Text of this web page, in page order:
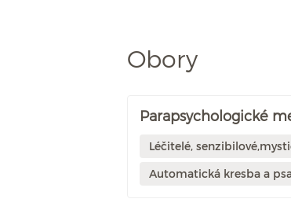
Obory
Parapsychologické
Léčitelé,
Automatická kresba a